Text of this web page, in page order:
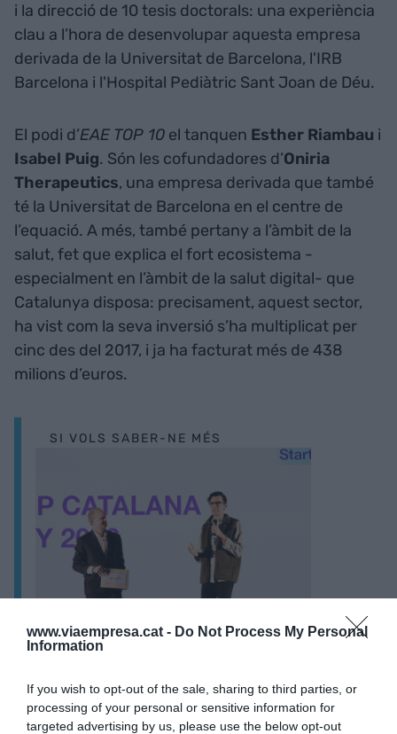
www.viaempresa.cat - Do Not Process My Personal
Information
If you wish to opt-out of the sale, sharing to third parties, or
processing of your personal or sensitive information for
targeted advertising by us, please use the below opt-out
i la direcció de 10 tesis doctorals: una experiència
clau a l’hora de desenvolupar aquesta empresa
derivada de la Universitat de Barcelona, l'IRB
Barcelona i l'Hospital Pediàtric Sant Joan de Déu.
El podi d’EAE TOP 10 el tanquen Esther Riambau i
Isabel Puig. Són les cofundadores d’​​Oniria
Therapeutics, una empresa derivada que també
té la Universitat de Barcelona en el centre de
l’equació. A més, també pertany a l’àmbit de la
salut, fet que explica el fort ecosistema -
especialment en l’àmbit de la salut digital- que
Catalunya disposa: precisament, aquest sector,
ha vist com la seva inversió s’ha multiplicat per
cinc des del 2017, i ja ha facturat més de 438
milions d’euros.
SI VOLS SABER-NE MÉS
revolucionar el sector de la salut digital
Una nova prova del pes del sector de la salut a
Catalunya es troba en la quarta posició: la